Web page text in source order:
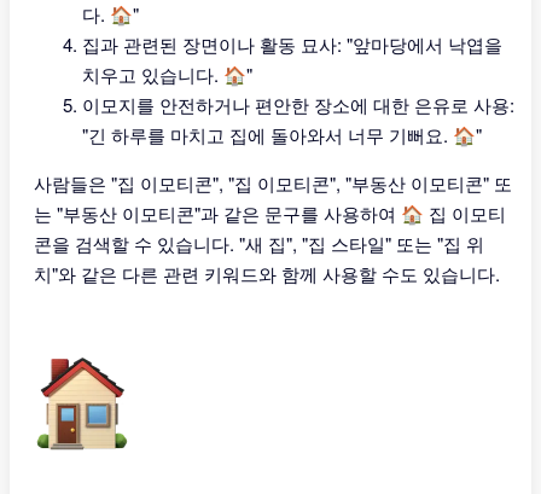
다. 🏠"
집과 관련된 장면이나 활동 묘사: "앞마당에서 낙엽을
치우고 있습니다. 🏠"
이모지를 안전하거나 편안한 장소에 대한 은유로 사용:
"긴 하루를 마치고 집에 돌아와서 너무 기뻐요. 🏠"
사람들은 "집 이모티콘", "집 이모티콘", "부동산 이모티콘" 또
는 "부동산 이모티콘"과 같은 문구를 사용하여 🏠 집 이모티
콘을 검색할 수 있습니다. "새 집", "집 스타일" 또는 "집 위
치"와 같은 다른 관련 키워드와 함께 사용할 수도 있습니다.